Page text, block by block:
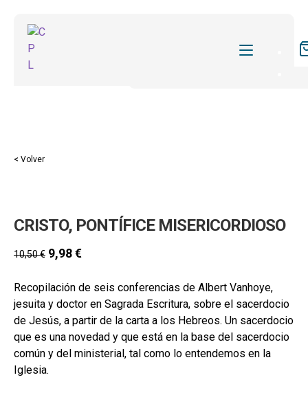
REVISTAS
el
ACTUALIDAD
hijo
CONTACTO
MI CUENTA
BUSCAR
CAT
< Volver
CRISTO, PONTÍFICE MISERICORDIOSO
10,50€ 9,98€
Recopilación de seis conferencias de Albert Vanhoye,
jesuita y doctor en Sagrada Escritura, sobre el sacerdocio
de Jesús, a partir de la carta a los Hebreos. Un sacerdocio
que es una novedad y que está en la base del sacerdocio
común y del ministerial, tal como lo entendemos en la
Iglesia.